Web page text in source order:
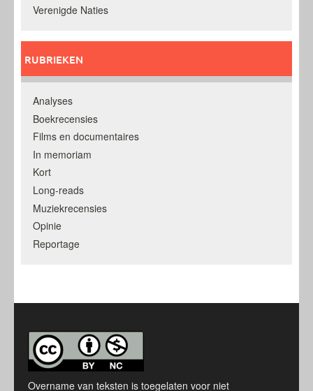
Verenigde Naties
RUBRIEKEN
Analyses
Boekrecensies
Films en documentaires
In memoriam
Kort
Long-reads
Muziekrecensies
Opinie
Reportage
Overname van teksten is toegelaten voor niet